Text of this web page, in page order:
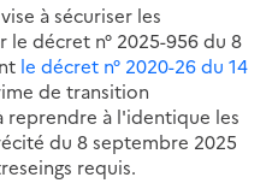
à sécuriser les
décret n° 2025-956 du 8
le décret n° 2020-26 du 14
de transition
reprendre à l'identique les
du 8 septembre 2025
requis.